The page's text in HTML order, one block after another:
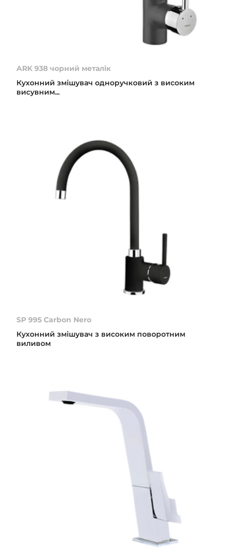
ARK 938 чорний металік
Кухонний змішувач одноручковий з високим
висувним...
SP 995 Carbon Nero
Кухонний змішувач з високим поворотним
виливом